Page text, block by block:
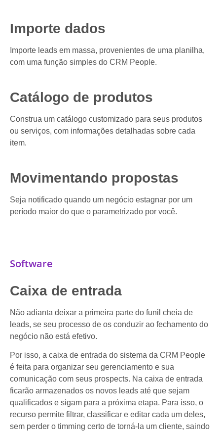
Importe dados
Importe leads em massa, provenientes de uma planilha,
com uma função simples do CRM People.
Catálogo de produtos
Construa um catálogo customizado para seus produtos
ou serviços, com informações detalhadas sobre cada
item.
Movimentando propostas
Seja notificado quando um negócio estagnar por um
período maior do que o parametrizado por você.
Software
Caixa de entrada
Não adianta deixar a primeira parte do funil cheia de
leads, se seu processo de os conduzir ao fechamento do
negócio não está efetivo.
Por isso, a caixa de entrada do sistema da CRM People
é feita para organizar seu gerenciamento e sua
comunicação com seus prospects. Na caixa de entrada
ficarão armazenados os novos leads até que sejam
qualificados e sigam para a próxima etapa. Para isso, o
recurso permite filtrar, classificar e editar cada um deles,
sem perder o timming certo de torná-la um cliente, saindo